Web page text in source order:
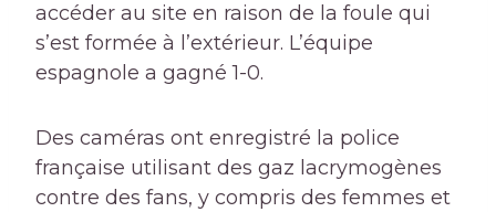
accéder au site en raison de la foule qui
s’est formée à l’extérieur. L’équipe
espagnole a gagné 1-0.
Des caméras ont enregistré la police
française utilisant des gaz lacrymogènes
contre des fans, y compris des femmes et